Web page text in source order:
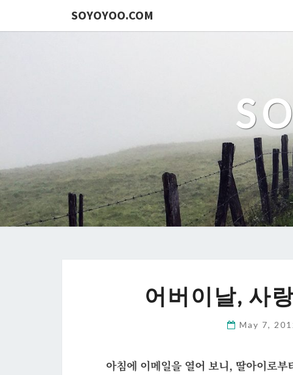
SOYOYOO.COM
어버이날, 사
May 7,
아침에 이메일을 열어 보니, 딸아이로